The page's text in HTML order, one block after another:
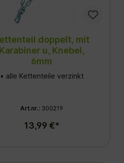
doppelt, mit
Karabiner u, Knebel,
6mm
• alle Kettenteile verzinkt
Art.nr.: 300219
13,99 €*